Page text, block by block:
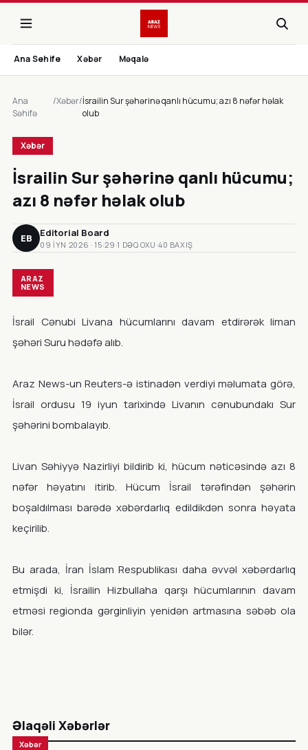
Ana Sehife Xəbər Məqalə
Ana
Səhifə
/Xəbər/İsrailin Sur şəhərinə qanlı hücumu; azı 8 nəfər həlak
olub
Xəbər
İsrailin Sur şəhərinə qanlı hücumu;
azı 8 nəfər həlak olub
EB Editorial Board
09 IYN 2026 · 15:29 ·1 DƏQ OXU ·40 BAXIŞ
ARAZ
NEWS
İsrail Cənubi Livana hücumlarını davam etdirərək liman
şəhəri Suru hədəfə alıb.
Araz News-un Reuters-ə istinadən verdiyi məlumata görə,
İsrail ordusu 19 iyun tarixində Livanın cənubundakı Sur
şəhərini bombalayıb.
Livan Səhiyyə Nazirliyi bildirib ki, hücum nəticəsində azı 8
nəfər həyatını itirib. Hücum İsrail tərəfindən şəhərin
boşaldılması barədə xəbərdarlıq edildikdən sonra həyata
keçirilib.
Bu arada, İran İslam Respublikası daha əvvəl xəbərdarlıq
etmişdi ki, İsrailin Hizbullaha qarşı hücumlarının davam
etməsi regionda gərginliyin yenidən artmasına səbəb ola
bilər.
Əlaqəli Xəbərlər
Xəbər